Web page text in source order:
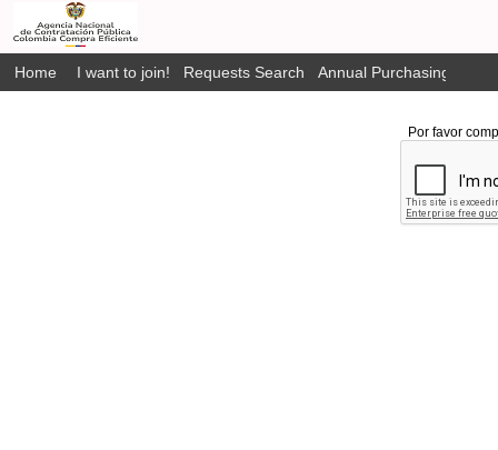
Home I want to join! Requests Search Annual Purchasing Plan
Por favor